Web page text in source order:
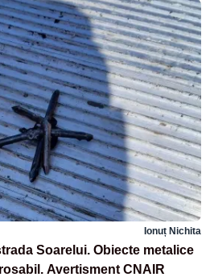
Ionuț Nichita
Soarelui. Obiecte metalice
Avertisment CNAIR